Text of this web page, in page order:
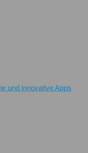
und innovative Apps